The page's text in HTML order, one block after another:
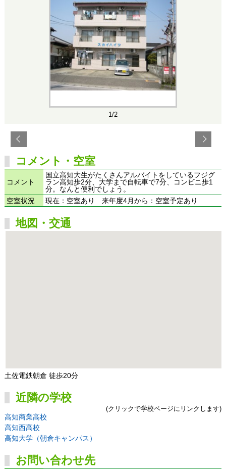
1/2
コメント・空室
コメント
国立高知大生がたくさんアルバイトをしているフジグ
ラン高知歩2分、大学まで自転車で7分、コンビニ歩1
分。なんと便利でしょう。
空室状況
現在：空室あり 来年度4月から：空室予定あり
地図・交通
土佐電鉄朝倉 徒歩20分
近隣の学校
(クリックで学校ページにリンクします)
高知商業高校
高知西高校
高知大学（朝倉キャンパス）
お問い合わせ先